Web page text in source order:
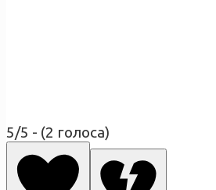
5/5 - (2 голоса)